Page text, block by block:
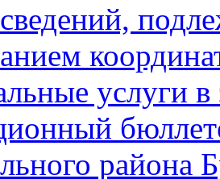
услуги в
района